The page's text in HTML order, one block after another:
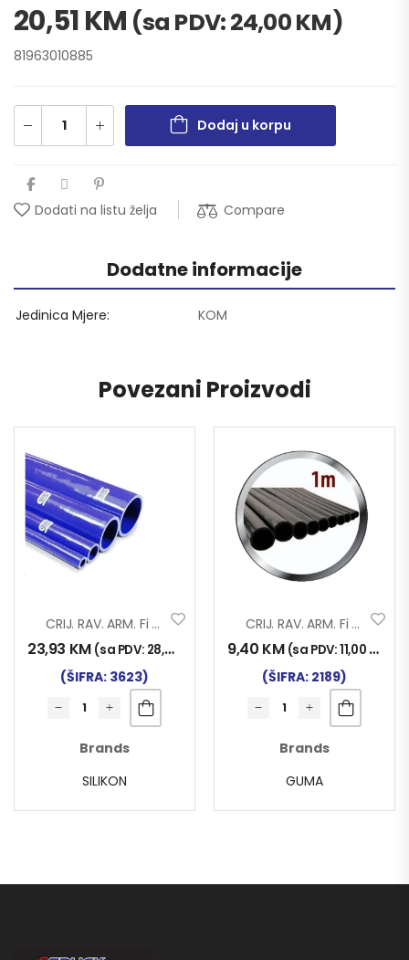
20,51KM (sa PDV:24,00KM)
81963010885
Dodaj u korpu
Dodati na listu želja Compare
Dodatne informacije
Jedinica Mjere KOM
Povezani Proizvodi
CRIJ. RAV. ARM. Fi 38×1000 SILIKON
23,93 KM (sa PDV: 28,00
(ŠIFRA: 3623)
Brands
SILIKON
CRIJ. RAV. ARM. Fi 18X1000
9,40 KM (sa PDV:11,00 KM
(ŠIFRA: 2189)
Brands
GUMA